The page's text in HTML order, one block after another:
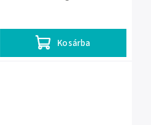
Kosárba